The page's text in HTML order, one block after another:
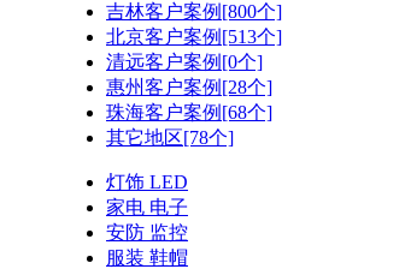
吉林客户案例[800个]
北京客户案例[513个]
清远客户案例[0个]
惠州客户案例[28个]
珠海客户案例[68个]
其它地区[78个]
灯饰 LED
家电 电子
安防 监控
服装 鞋帽